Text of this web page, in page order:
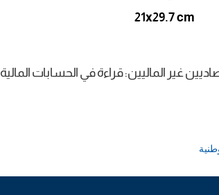
21x29.7 cm
غير الماليين: قراءة في الحسابات المالية